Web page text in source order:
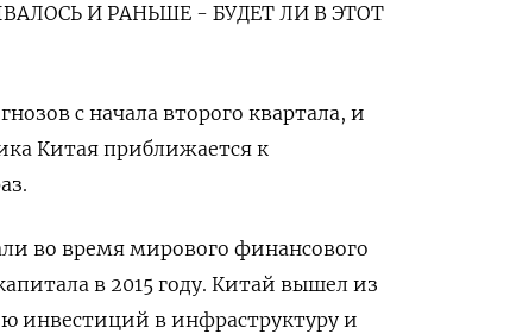
И РАНЬШЕ - БУДЕТ ЛИ В ЭТОТ
с начала второго квартала, и
Китая приближается к
во время мирового финансового
в 2015 году. Китай вышел из
инвестиций в инфраструктуру и